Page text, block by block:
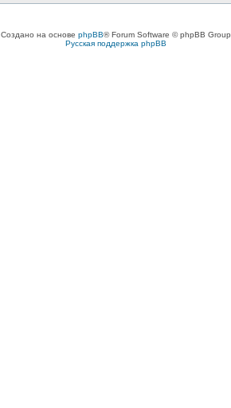
Создано на основе phpBB® Forum Software © phpBB Group
Русская поддержка phpBB